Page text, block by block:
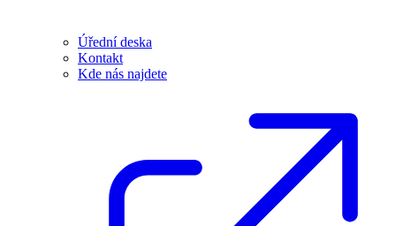
Úřední deska
Kontakt
Kde nás najdete